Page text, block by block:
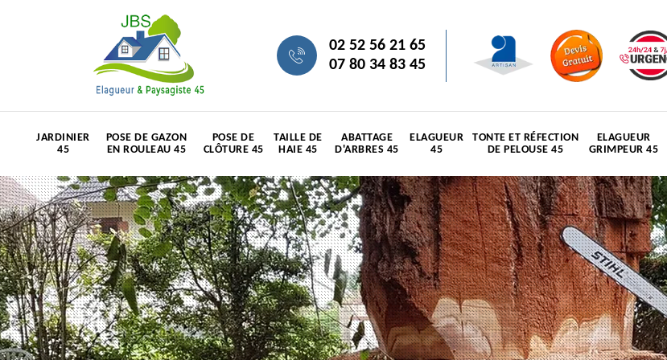
02 52 56 21 65
07 80 34 83 45
JARDINIER
45
POSE DE GAZON
EN ROULEAU 45
POSE DE
CLÔTURE 45
TAILLE DE
HAIE 45
ABATTAGE
D'ARBRES 45
ELAGUEUR
45
TONTE ET RÉFECTION
DE PELOUSE 45
ELAGUEUR
GRIMPEUR 45